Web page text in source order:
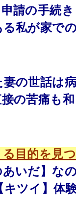
請の手続き
私が家で
の世話は
の苦痛も
目的を見
いだ】な
ツイ】体